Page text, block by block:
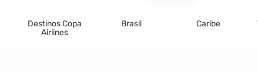
Destinos Copa
Airlines
Brasil Caribe